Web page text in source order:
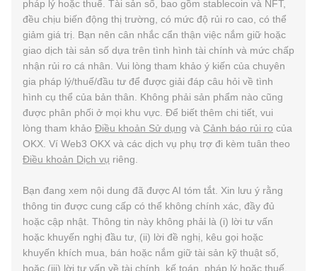
pháp lý hoặc thuế. Tài sản số, bao gồm stablecoin và NFT,
đều chịu biến động thị trường, có mức độ rủi ro cao, có thể
giảm giá trị. Bạn nên cân nhắc cẩn thận việc nắm giữ hoặc
giao dịch tài sản số dựa trên tình hình tài chính và mức chấp
nhận rủi ro cá nhân. Vui lòng tham khảo ý kiến của chuyên
gia pháp lý/thuế/đầu tư để được giải đáp câu hỏi về tình
hình cụ thể của bản thân. Không phải sản phẩm nào cũng
được phân phối ở mọi khu vực. Để biết thêm chi tiết, vui
lòng tham khảo Điều khoản Sử dụng và Cảnh báo rủi ro của
OKX. Ví Web3 OKX và các dịch vụ phụ trợ đi kèm tuân theo
Điều khoản Dịch vụ riêng.
Bạn đang xem nội dung đã được AI tóm tắt. Xin lưu ý rằng
thông tin được cung cấp có thể không chính xác, đầy đủ
hoặc cập nhật. Thông tin này không phải là (i) lời tư vấn
hoặc khuyến nghị đầu tư, (ii) lời đề nghị, kêu gọi hoặc
khuyến khích mua, bán hoặc nắm giữ tài sản kỹ thuật số,
hoặc (iii) lời tư vấn về tài chính, kế toán, pháp lý hoặc thuế.